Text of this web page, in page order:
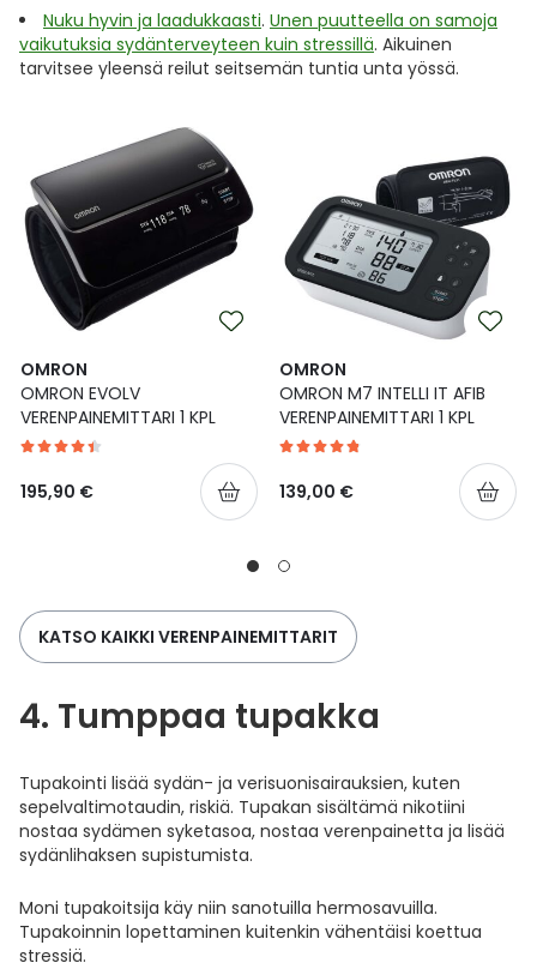
Nuku hyvin ja laadukkaasti. Unen puutteella on samoja
vaikutuksia sydänterveyteen kuin stressillä. Aikuinen
tarvitsee yleensä reilut seitsemän tuntia unta yössä.
OMRON
OMRON EVOLV
VERENPAINEMITTARI 1 KPL
195,90 €
OMRON
OMRON M7 INTELLI IT AFIB
VERENPAINEMITTARI 1 KPL
139,00 €
KATSO KAIKKI VERENPAINEMITTARIT
4. Tumppaa tupakka
Tupakointi lisää sydän- ja verisuonisairauksien, kuten
sepelvaltimotaudin, riskiä. Tupakan sisältämä nikotiini
nostaa sydämen syketasoa, nostaa verenpainetta ja lisää
sydänlihaksen supistumista.
Moni tupakoitsija käy niin sanotuilla hermosavuilla.
Tupakoinnin lopettaminen kuitenkin vähentäisi koettua
stressiä.